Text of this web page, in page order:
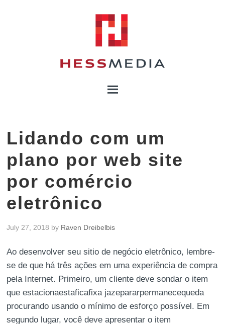
Lidando com um
plano por web site
por comércio
eletrônico
July 27, 2018 by Raven Dreibelbis
Ao desenvolver seu sitio de negócio eletrônico, lembre-
se de que há três ações em uma experiência de compra
pela Internet. Primeiro, um cliente deve sondar o item
que estacionaestaficafixa jazepararpermanecequeda
procurando usando o mínimo de esforço possível. Em
segundo lugar, você deve apresentar o item